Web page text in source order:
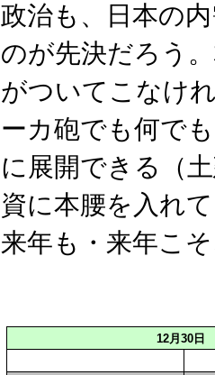
政治も、日本の
のが先決だろう
がついてこなけ
ーカ砲でも何で
に展開できる（
資に本腰を入れ
来年も・来年こ
12月30日